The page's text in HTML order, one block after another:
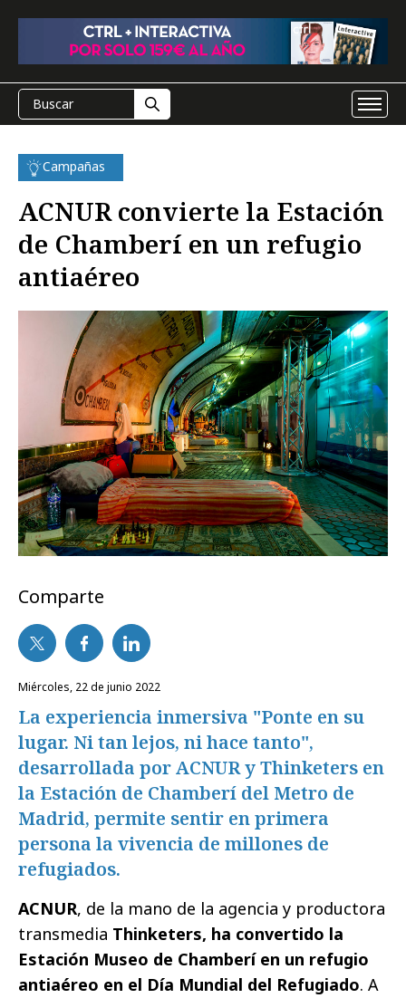
Campañas
ACNUR convierte la Estación
de Chamberí en un refugio
antiaéreo
Comparte
miércoles, 22 de junio 2022
La experiencia inmersiva "Ponte en su
lugar. Ni tan lejos, ni hace tanto",
desarrollada por ACNUR y Thinketers en
la Estación de Chamberí del Metro de
Madrid, permite sentir en primera
persona la vivencia de millones de
refugiados.
ACNUR, de la mano de la agencia y productora
transmedia Thinketers, ha convertido la
Estación Museo de Chamberí en un refugio
antiaéreo en el Día Mundial del Refugiado. A